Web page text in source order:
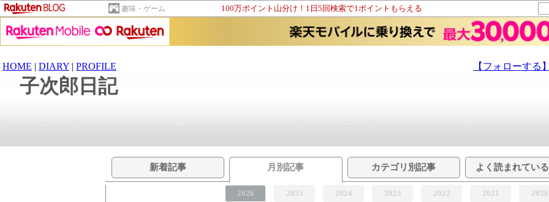
趣味・ゲーム 100万ポイント山分け！1日5回検索で1ポイントもらえる
HOME | DIARY | PROFILE 【フォローする
子次郎日記
新着記事 月別記事 カテゴリ別記事 よく読まれてい
2026 2025 2024 2023 2022 2021 2020